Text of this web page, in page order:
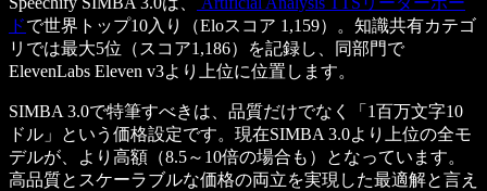
ドで世界トップ10入り（Eloスコア 1,159）。知識共有カテゴ
リでは最大5位（スコア1,186）を記録し、同部門で
ElevenLabs Eleven v3より上位に位置します。
SIMBA 3.0で特筆すべきは、品質だけでなく「1百万文字10
ドル」という価格設定です。現在SIMBA 3.0より上位の全モ
デルが、より高額（8.5～10倍の場合も）となっています。
高品質とスケーラブルな価格の両立を実現した最適解と言え